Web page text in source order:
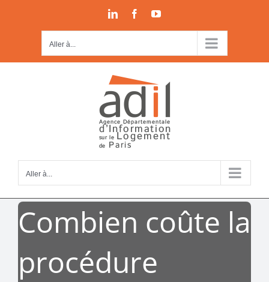
LinkedInFacebookYouTube
Aller à...
Aller à...
Combien coûte la
procédure